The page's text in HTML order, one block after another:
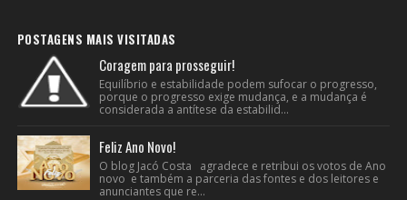
POSTAGENS MAIS VISITADAS
Coragem para prosseguir!
Equilíbrio e estabilidade podem sufocar o progresso,
porque o progresso exige mudança, e a mudança é
considerada a antítese da estabilid...
Feliz Ano Novo!
O blog Jacó Costa agradece e retribui os votos de Ano
novo e também a parceria das fontes e dos leitores e
anunciantes que re...